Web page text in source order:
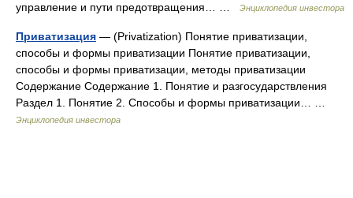
управление и пути предотвращения… …
Энциклопедия инвестора
Приватизация — (Privatization) Понятие приватизации,
способы и формы приватизации Понятие приватизации,
способы и формы приватизации, методы приватизации
Содержание Содержание 1. Понятие и разгосударствления
Раздел 1. Понятие 2. Способы и формы приватизации… …
Энциклопедия инвестора